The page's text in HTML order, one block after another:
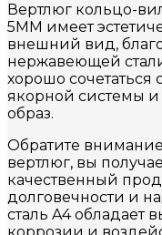
Вертлюг кольцо-
5MM имеет
внешний вид,
нержавеющей
хорошо
якорной системы и
образ.
Обратите
вертлюг, вы
качественный
долговечности и
сталь A4 обладает